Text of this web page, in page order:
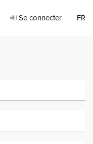
Se connecter FR